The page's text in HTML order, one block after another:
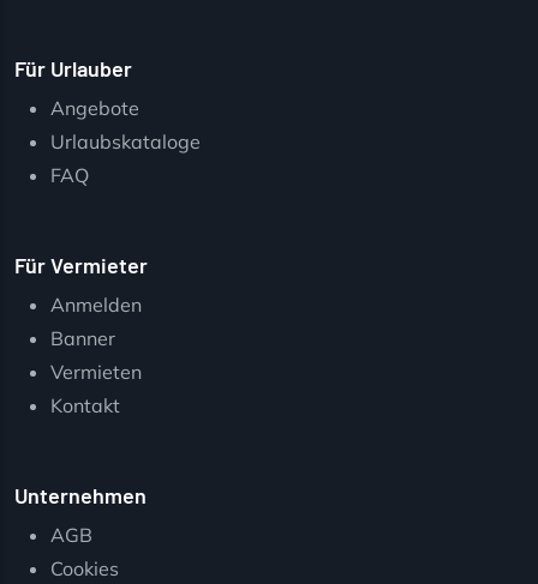
Für Urlauber
Angebote
Urlaubskataloge
FAQ
Für Vermieter
Anmelden
Banner
Vermieten
Kontakt
Unternehmen
AGB
Cookies